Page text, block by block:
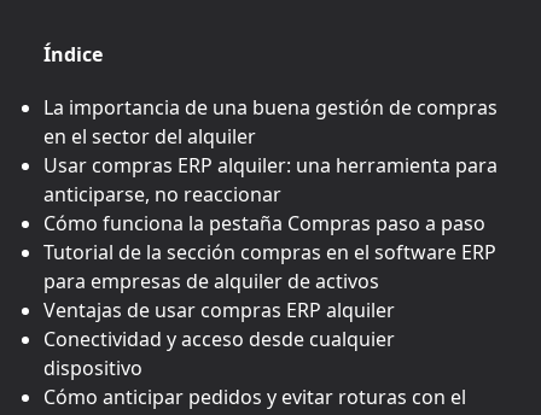
Índice
La importancia de una buena gestión de compras
en el sector del alquiler
Usar compras ERP alquiler: una herramienta para
anticiparse, no reaccionar
Cómo funciona la pestaña Compras paso a paso
Tutorial de la sección compras en el software ERP
para empresas de alquiler de activos
Ventajas de usar compras ERP alquiler
Conectividad y acceso desde cualquier
dispositivo
Cómo anticipar pedidos y evitar roturas con el